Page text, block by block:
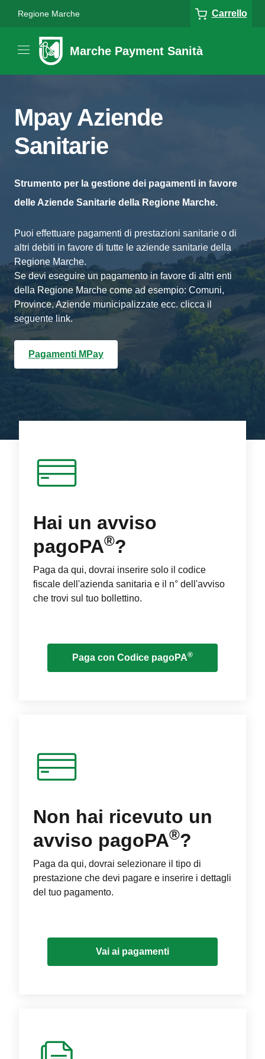
Regione Marche Carrello
Marche Payment Sanità
Mpay Aziende
Sanitarie
Strumento per la gestione dei pagamenti in favore
delle Aziende Sanitarie della Regione Marche.
Puoi effettuare pagamenti di prestazioni sanitarie o di
altri debiti in favore di tutte le aziende sanitarie della
Regione Marche.
Se devi eseguire un pagamento in favore di altri enti
della Regione Marche come ad esempio: Comuni,
Province, Aziende municipalizzate ecc. clicca il
seguente link.
Pagamenti MPay
Hai un avviso
pagoPA®?
Paga da qui, dovrai inserire solo il codice
fiscale dell'azienda sanitaria e il n° dell'avviso
che trovi sul tuo bollettino.
Paga con Codice pagoPA®
Non hai ricevuto un
avviso pagoPA®?
Paga da qui, dovrai selezionare il tipo di
prestazione che devi pagare e inserire i dettagli
del tuo pagamento.
Vai ai pagamenti